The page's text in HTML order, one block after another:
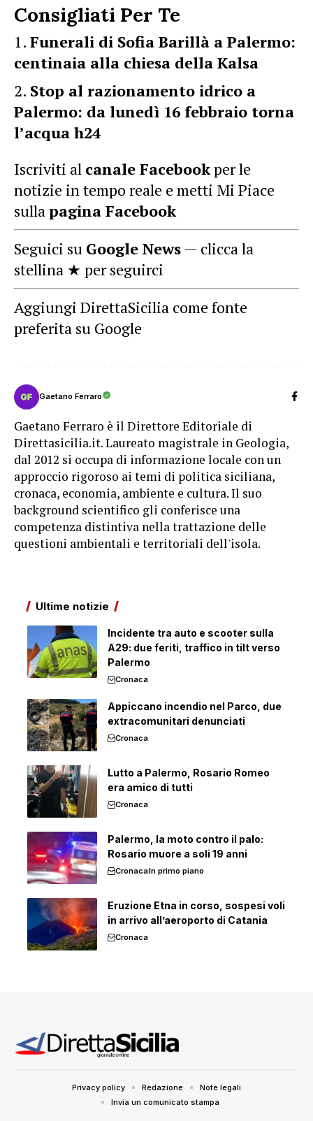
Consigliati Per Te
Funerali di Sofia Barillà a Palermo:
centinaia alla chiesa della Kalsa
Stop al razionamento idrico a
Palermo: da lunedì 16 febbraio torna
l’acqua h24
Iscriviti al canale Facebookper le
notizie in tempo reale e metti Mi Piace
sullapagina Facebook
Seguici su Google News — clicca la
stellina ★ per seguirci
Aggiungi DirettaSicilia come fonte
preferita su Google
Gaetano Ferraro
Gaetano Ferraro è il Direttore Editoriale di
Direttasicilia.it. Laureato magistrale in Geologia,
dal 2012 si occupa di informazione locale con un
approccio rigoroso ai temi di politica siciliana,
cronaca, economia, ambiente e cultura. Il suo
background scientifico gli conferisce una
competenza distintiva nella trattazione delle
questioni ambientali e territoriali dell'isola.
Ultime notizie
Incidente tra auto e scooter sulla
A29: due feriti, traffico in tilt verso
Palermo
Cronaca
Appiccano incendio nel Parco, due
extracomunitari denunciati
Cronaca
Lutto a Palermo, Rosario Romeo
era amico di tutti
Cronaca
Palermo, la moto contro il palo:
Rosario muore a soli 19 anni
CronacaIn primo piano
Eruzione Etna in corso, sospesi voli
in arrivo all’aeroporto di Catania
Cronaca
Privacy policy Redazione
Note legali
Invia un comunicato stampa